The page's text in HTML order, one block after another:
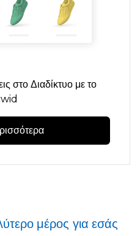
στο Διαδίκτυο με το
μέρος για εσάς